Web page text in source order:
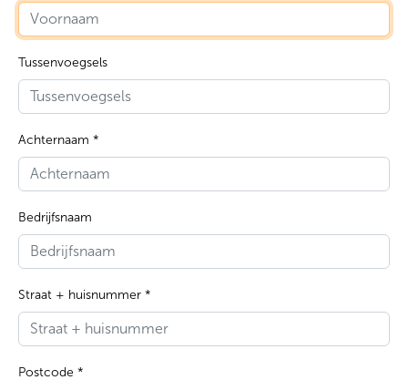
Tussenvoegsels
Achternaam *
Bedrijfsnaam
Straat + huisnummer *
Postcode *